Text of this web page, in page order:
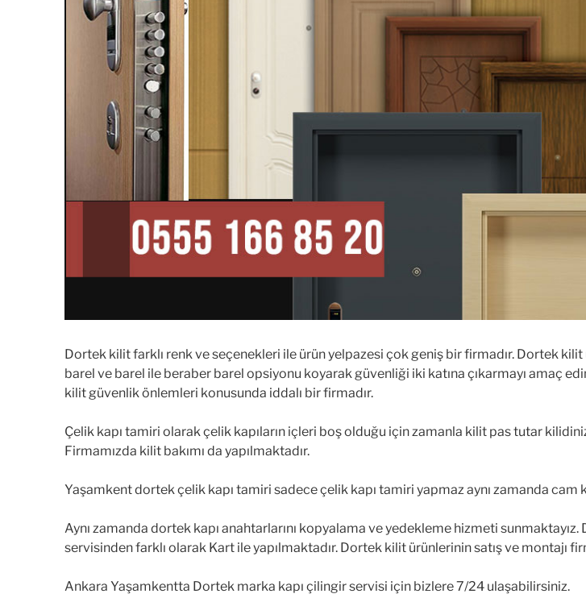
Dortek kilit farklı renk ve seçenekleri ile ürün yelpazesi çok geniş bir firmadır. Dortek
barel ve barel ile beraber barel opsiyonu koyarak güvenliği iki katına çıkarmayı amaç
kilit güvenlik önlemleri konusunda iddalı bir firmadır.
Çelik kapı tamiri olarak çelik kapıların içleri boş olduğu için zamanla kilit pas tutar
Firmamızda kilit bakımı da yapılmaktadır.
Yaşamkent dortek çelik kapı tamiri sadece çelik kapı tamiri yapmaz aynı zamanda cam
Aynı zamanda dortek kapı anahtarlarını kopyalama ve yedekleme hizmeti
servisinden farklı olarak Kart ile yapılmaktadır. Dortek kilit ürünlerinin satış ve montajı
Ankara Yaşamkentta Dortek marka kapı çilingir servisi için bizlere 7/24 ulaşabilirsiniz.